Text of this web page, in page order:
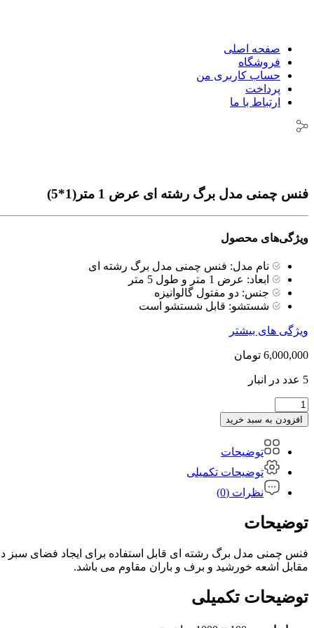
صفحه اصلی
فروشگاه
حساب کاربری من
پرداخت
ارتباط با ما
فنس چمنی مدل برگ رشته ای عرض 1 متر(1*5)
ویژگی‌های محصول
نام مدل: فنس چمنی مدل برگ رشته ای
ابعاد: عرض 1 متر و طول 5 متر
جنس: دو مفتول گالوانیزه
شستشو: قابل شستشو است
ویژگی های بیشتر
6,000,000 تومان
5 عدد در انبار
فنس
چمنی
مدل
رشته
عدد
افزودن به سبد خرید
توضیحات
توضیحات تکمیلی
نظرات (0)
توضیحات
فنس چمنی مدل برگ رشته ای قابل استفاده برای ایجاد فضای
مقابل اشعه خورشید و برف و باران مقاوم می باشد.
توضیحات تکمیلی